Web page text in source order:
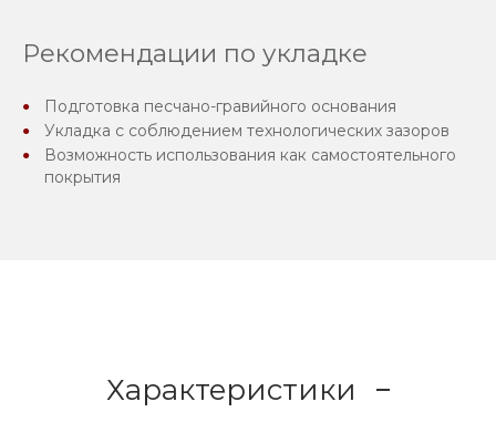
Рекомендации по укладке
Подготовка песчано-гравийного основания
Укладка с соблюдением технологических зазоров
Возможность использования как самостоятельного
покрытия
Характеристики